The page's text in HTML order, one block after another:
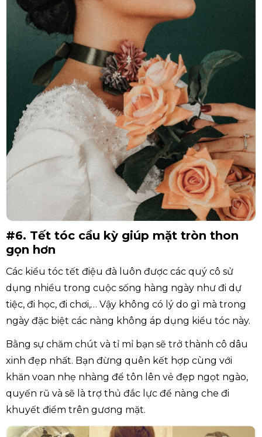
#6. Tết tóc cầu kỳ giúp mặt tròn thon
gọn hơn
Các kiểu tóc tết điệu đà luôn được các quý cô sử
dụng nhiều trong cuộc sống hàng ngày như đi dự
tiệc, đi học, đi chơi,… Vậy không có lý do gì mà trong
ngày đặc biệt các nàng không áp dụng kiểu tóc này.
Bằng sự chăm chút và tỉ mỉ bạn sẽ trở thành cô dâu
xinh đẹp nhất. Bạn đừng quên kết hợp cùng với
khăn voan nhẹ nhàng để tôn lên vẻ đẹp ngọt ngào,
quyến rũ và sẽ là trợ thủ đắc lực để nàng che đi
khuyết điểm trên gương mặt.